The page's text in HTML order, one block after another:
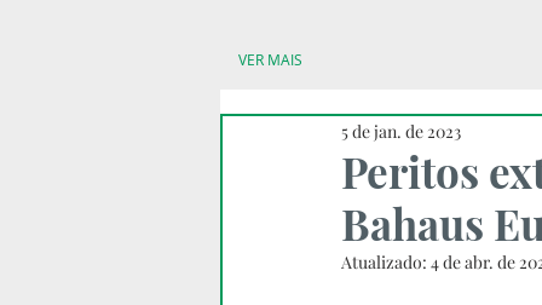
VER MAIS
Peritos
Bahaus
5 de jan. de 2023
Atualizado: 4 de abr. de